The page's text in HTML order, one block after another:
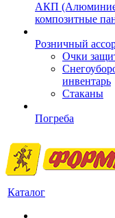
АКП
композитные
Розничный
Очки
инвентарь
Стаканы
Погреба
Каталог